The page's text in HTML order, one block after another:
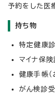
予約をした医
持ち物
特定健康診
マイナ保
健康手帳（
がん検診